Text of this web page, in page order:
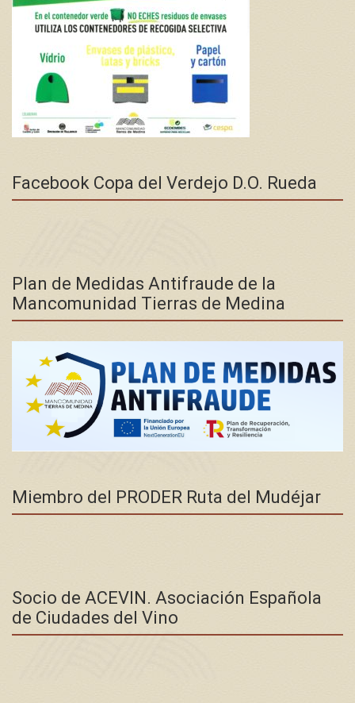
Facebook Copa del Verdejo D.O. Rueda
Plan de Medidas Antifraude de la
Mancomunidad Tierras de Medina
Miembro del PRODER Ruta del Mudéjar
Socio de ACEVIN. Asociación Española
de Ciudades del Vino